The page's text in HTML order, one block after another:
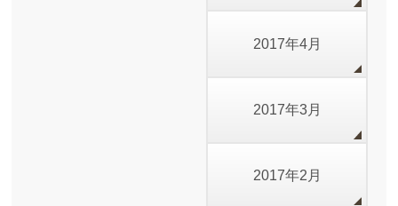
2017年4月
2017年3月
2017年2月